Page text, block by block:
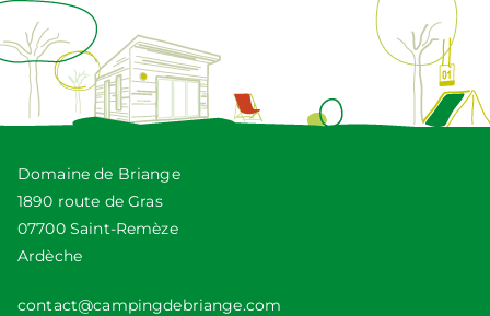
Domaine de Briange
1890 route de Gras
07700 Saint-Remèze
Ardèche
contact@campingdebriange.com